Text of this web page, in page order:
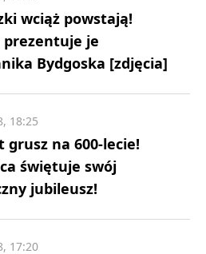
wciąż powstają!
prezentuje je
Bydgoska [zdjęcia]
grusz na 600-lecie!
świętuje swój
jubileusz!
18:25
17:20